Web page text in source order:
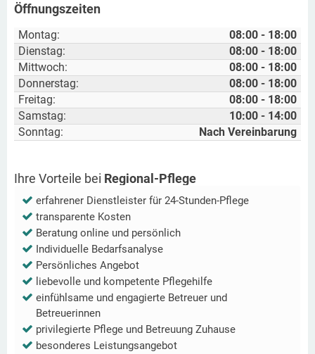
Öffnungszeiten
Montag:
08:00 - 18:00
Dienstag:
08:00 - 18:00
Mittwoch:
08:00 - 18:00
Donnerstag:
08:00 - 18:00
Freitag:
08:00 - 18:00
Samstag:
10:00 - 14:00
Sonntag:
Nach Vereinbarung
Ihre Vorteile bei Regional-Pflege
erfahrener Dienstleister für 24-Stunden-Pflege
transparente Kosten
Beratung online und persönlich
Individuelle Bedarfsanalyse
Persönliches Angebot
liebevolle und kompetente Pflegehilfe
einfühlsame und engagierte Betreuer und
Betreuerinnen
privilegierte Pflege und Betreuung Zuhause
besonderes Leistungsangebot